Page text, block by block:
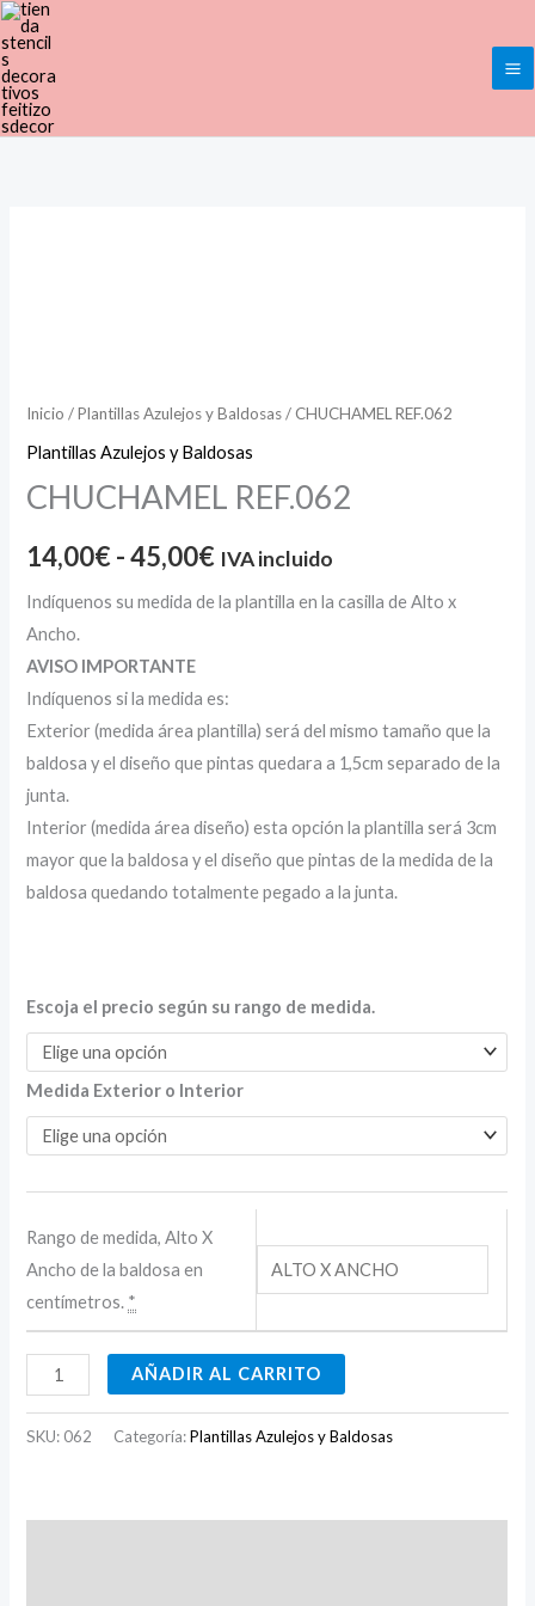
Ir
al
contenido
Inicio /Plantillas Azulejos y Baldosas/ CHUCHAMEL REF.062
Plantillas Azulejos y Baldosas
CHUCHAMEL REF.062
14,00€- 45,00€
14,00€
hasta
IVA incluido
Indíquenos su medida de la plantilla en la casilla de Alto x
Ancho.
AVISO IMPORTANTE
Indíquenos si la medida es:
Exterior (medida área plantilla) será del mismo tamaño que la
baldosa y el diseño que pintas quedara a 1,5cm separado de la
junta.
Interior (medida área diseño) esta opción la plantilla será 3cm
mayor que la baldosa y el diseño que pintas de la medida de la
baldosa quedando totalmente pegado a la junta.
Escoja el precio según su rango de medida.
Medida Exterior o Interior
Rango de medida, Alto X
Ancho de la baldosa en
centímetros. *
AÑADIR AL CARRITO
SKU: 062 Categoría:Plantillas Azulejos y Baldosas